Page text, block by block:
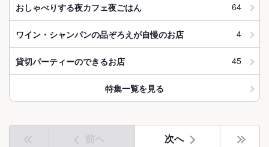
おしゃべりする夜カフェ夜ごはん 64
ワイン・シャンパンの品ぞろえが自慢のお店 4
貸切パーティーのできるお店 45
特集一覧を見る
前へ 次へ